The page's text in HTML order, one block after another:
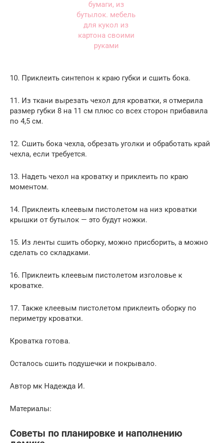
10. Приклеить синтепон к краю губки и сшить бока.
11. Из ткани вырезать чехол для кроватки, я отмерила
размер губки 8 на 11 см плюс со всех сторон прибавила
по 4,5 см.
12. Сшить бока чехла, обрезать уголки и обработать край
чехла, если требуется.
13. Надеть чехол на кроватку и приклеить по краю
моментом.
14. Приклеить клеевым пистолетом на низ кроватки
крышки от бутылок — это будут ножки.
15. Из ленты сшить оборку, можно присборить, а можно
сделать со складками.
16. Приклеить клеевым пистолетом изголовье к
кроватке.
17. Также клеевым пистолетом приклеить оборку по
периметру кроватки.
Кроватка готова.
Осталось сшить подушечки и покрывало.
Автор мк Надежда И.
Материалы:
Советы по планировке и наполнению